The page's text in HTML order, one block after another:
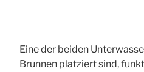
Eine der beiden
Brunnen platziert sind,